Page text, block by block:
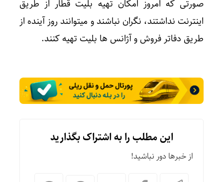
صورتی که امروز امکان تهیه بلیت قطار از طریق
اینترنت نداشتند، نگران نباشند و میتوانند روز آینده از
طریق دفاتر فروش و آژانس ها بلیت تهیه کنند.
این مطلب را به اشتراک بگذارید
از خبرها دور نباشید!